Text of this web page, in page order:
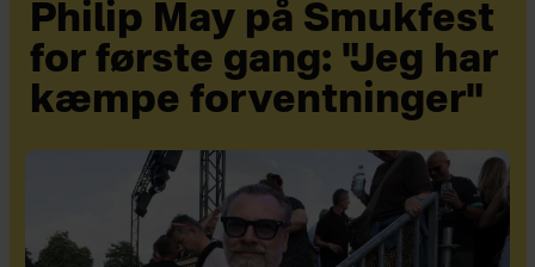
Philip May på Smukfest
for første gang: "Jeg har
kæmpe forventninger"